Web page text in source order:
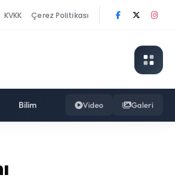
KVKK Çerez Politikası
Bilim Video Galeri